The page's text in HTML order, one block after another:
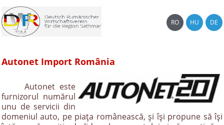
RO HU DE
Autonet Import România
Autonet este
furnizorul numărul
unu de servicii din
domeniul auto, pe piaţa românească, şi îşi propune să îşi